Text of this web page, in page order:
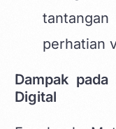
perhatian
Dampak
Digital